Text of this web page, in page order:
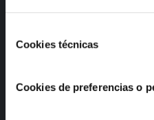
de tus datos, por ello en
abajo puedes decidir qué
Rechazar todas (solo
deCookies técnicas
Cookies de preferencias o
Lecciones del Iberian
y Protección de Datos
IAPP AI Governance